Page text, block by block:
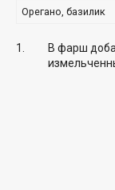
Орегано, базилик
В фарш